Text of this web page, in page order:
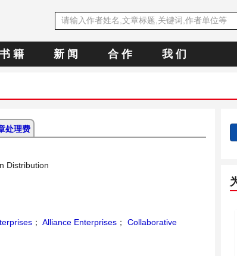
书 籍 新 闻 合 作 我 们
处理费
Distribution
； Alliance Enterprises ；
Collaborative